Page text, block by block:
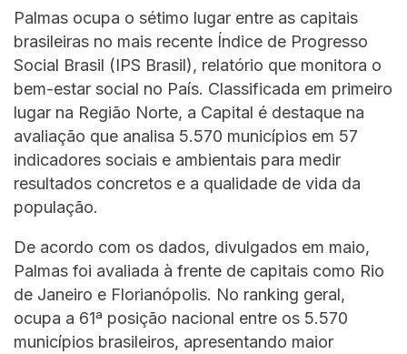
Palmas ocupa o sétimo lugar entre as capitais
brasileiras no mais recente Índice de Progresso
Social Brasil (IPS Brasil), relatório que monitora o
bem-estar social no País. Classificada em primeiro
lugar na Região Norte, a Capital é destaque na
avaliação que analisa 5.570 municípios em 57
indicadores sociais e ambientais para medir
resultados concretos e a qualidade de vida da
população.
De acordo com os dados, divulgados em maio,
Palmas foi avaliada à frente de capitais como Rio
de Janeiro e Florianópolis. No ranking geral,
ocupa a 61ª posição nacional entre os 5.570
municípios brasileiros, apresentando maior